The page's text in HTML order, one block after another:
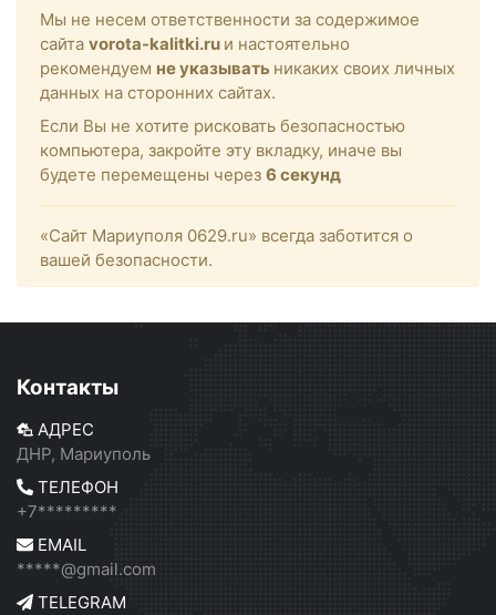
Мы не несем ответственности за содержимое
сайта vorota-kalitki.ru и настоятельно
рекомендуем не указывать никаких своих личных
данных на сторонних сайтах.
Если Вы не хотите рисковать безопасностью
компьютера, закройте эту вкладку, иначе вы
будете перемещены через 6 секунд
«Сайт Мариуполя 0629.ru» всегда заботится о
вашей безопасности.
Контакты
АДРЕС
ДНР, Мариуполь
ТЕЛЕФОН
+7*********
EMAIL
*****@gmail.com
TELEGRAM